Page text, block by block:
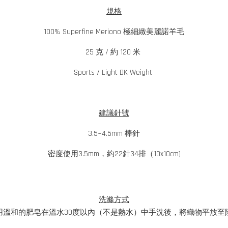
規格
100% Superfine Meriono 極細緻美麗諾羊毛
25 克 / 約 120 米
Sports / Light DK Weight
建議針號
3.5~4.5mm 棒針
密度使用3.5mm，約22針34排（10x10cm)
洗滌方式
溫和的肥皂在溫水30度以內（不是熱水）中手洗後，將織物平放至